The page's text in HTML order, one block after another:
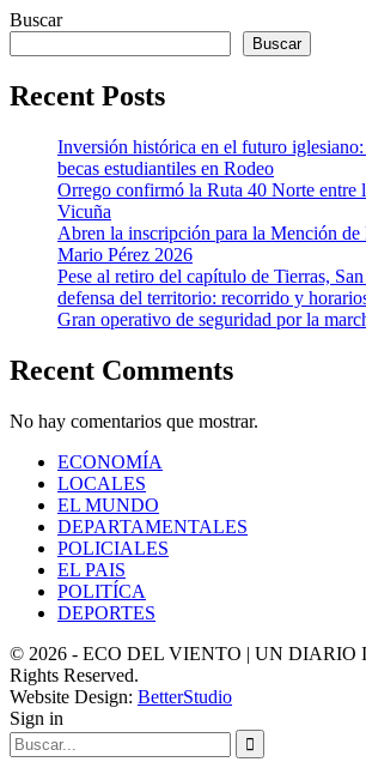
Buscar
Buscar
Recent Posts
Inversión histórica en el futuro
becas estudiantiles en Rodeo
Orrego confirmó la Ruta 40 Norte entre
Vicuña
Abren la inscripción para la Mención
Mario Pérez 2026
Pese al retiro del capítulo de Tierras,
defensa del territorio: recorrido y
Gran operativo de seguridad por la
Recent Comments
No hay comentarios que mostrar.
ECONOMÍA
LOCALES
EL MUNDO
DEPARTAMENTALES
POLICIALES
EL PAIS
POLITÍCA
DEPORTES
© 2026 - ECO DEL VIENTO | UN DIARIO
Rights Reserved.
Website Design: BetterStudio
Sign in